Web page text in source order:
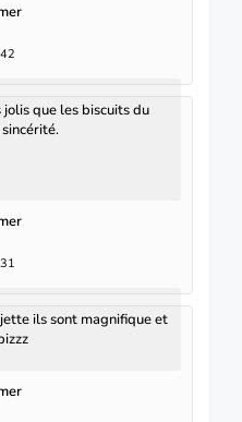
que les biscuits du
ils sont magnifique et